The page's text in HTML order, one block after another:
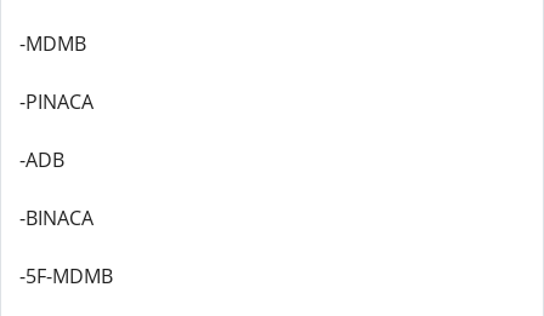
-MDMB
-PINACA
-ADB
-BINACA
-5F-MDMB